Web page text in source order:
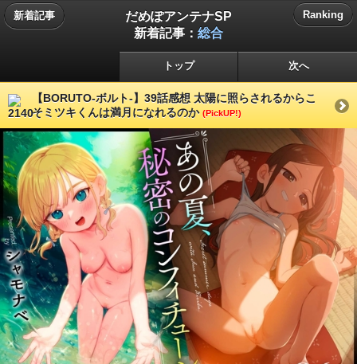
新着記事
だめぽアンテナSP
新着記事： 総合
Ranking
トップ 次へ
【BORUTO-ボルト-】39話感想 太陽に照らされるからこ
そミツキくんは満月になれるのか (PickUP!)